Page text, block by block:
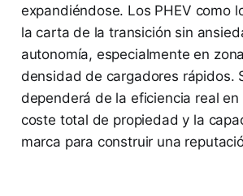
expandiéndose. Los PHEV como
la carta de la transición sin
autonomía, especialmente en
densidad de cargadores rápidos.
dependerá de la eficiencia real en
coste total de propiedad y la
marca para construir una